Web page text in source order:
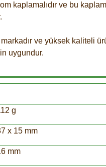
kaplamalıdır ve bu
ve yüksek kaliteli
uygundur.
g
x 15 mm
mm